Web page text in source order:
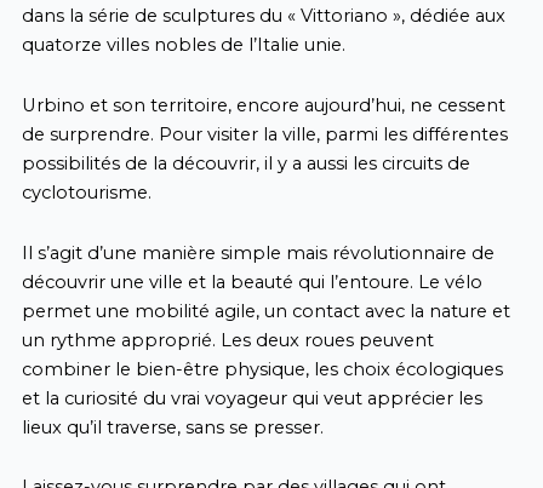
dans la série de sculptures du « Vittoriano », dédiée aux
quatorze villes nobles de l’Italie unie.
Urbino et son territoire, encore aujourd’hui, ne cessent
de surprendre. Pour visiter la ville, parmi les différentes
possibilités de la découvrir, il y a aussi les circuits de
cyclotourisme.
Il s’agit d’une manière simple mais révolutionnaire de
découvrir une ville et la beauté qui l’entoure. Le vélo
permet une mobilité agile, un contact avec la nature et
un rythme approprié. Les deux roues peuvent
combiner le bien-être physique, les choix écologiques
et la curiosité du vrai voyageur qui veut apprécier les
lieux qu’il traverse, sans se presser.